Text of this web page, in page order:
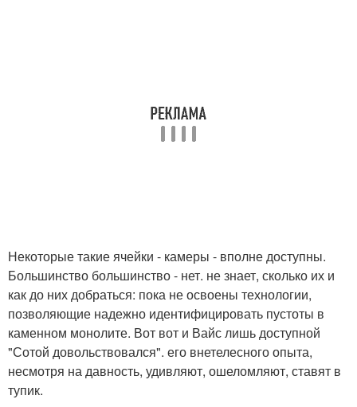
Некоторые такие ячейки - камеры - вполне доступны.
Большинство большинство - нет. не знает, сколько их и
как до них добраться: пока не освоены технологии,
позволяющие надежно идентифицировать пустоты в
каменном монолите. Вот вот и Вайс лишь доступной
"Сотой довольствовался". его внетелесного опыта,
несмотря на давность, удивляют, ошеломляют, ставят в
тупик.